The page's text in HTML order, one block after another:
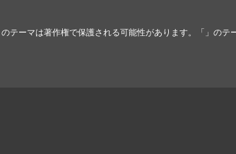
テーマは著作権で保護される可能性があります。「」のテ